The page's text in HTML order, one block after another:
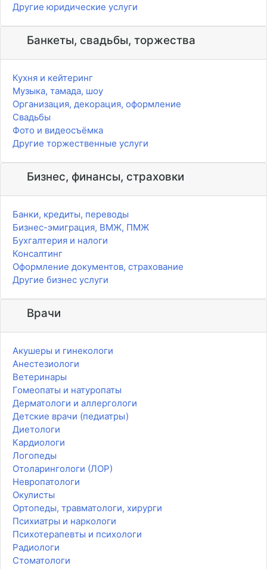
Другие юридические услуги
Банкеты, свадьбы, торжества
Кухня и кейтеринг
Музыка, тамада, шоу
Организация, декорация, оформление
Свадьбы
Фото и видеосъёмка
Другие торжественные услуги
Бизнес, финансы, страховки
Банки, кредиты, переводы
Бизнес-эмиграция, ВМЖ, ПМЖ
Бухгалтерия и налоги
Консалтинг
Оформление документов, страхование
Другие бизнес услуги
Врачи
Акушеры и гинекологи
Анестезиологи
Ветеринары
Гомеопаты и натуропаты
Дерматологи и аллергологи
Детские врачи (педиатры)
Диетологи
Кардиологи
Логопеды
Отоларингологи (ЛОР)
Невропатологи
Окулисты
Ортопеды, травматологи, хирурги
Психиатры и наркологи
Психотерапевты и психологи
Радиологи
Стоматологи